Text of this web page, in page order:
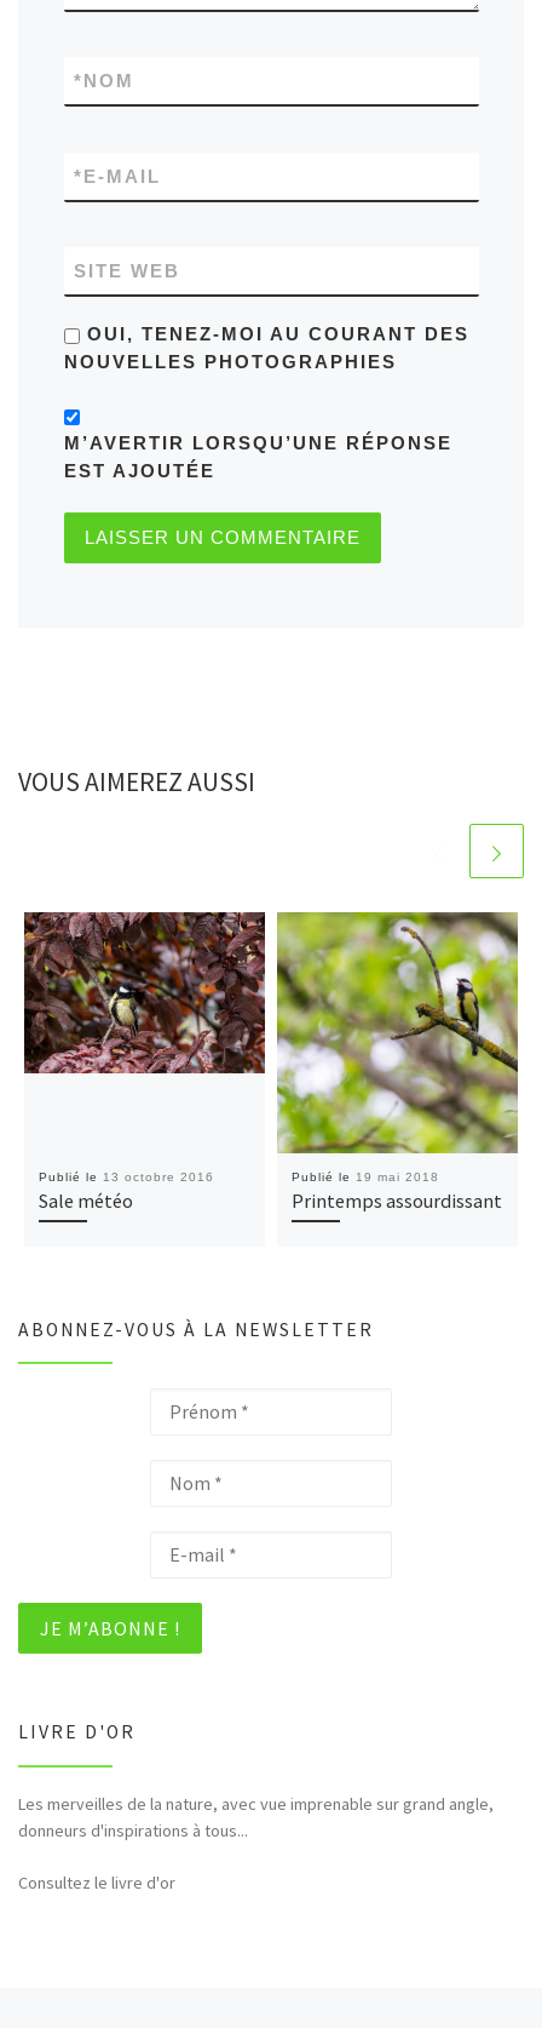
NOM
*
E-MAIL
*
SITE WEB
OUI, TENEZ-MOI AU COURANT DES
NOUVELLES PHOTOGRAPHIES
M’AVERTIR LORSQU’UNE RÉPONSE
EST AJOUTÉE
VOUS AIMEREZ AUSSI
Publié le 13 octobre 2016
Sale météo
Publié le 19 mai 2018
Printemps assourdissant
ABONNEZ-VOUS À LA NEWSLETTER
LIVRE D'OR
Les merveilles de la nature, avec vue imprenable sur grand angle,
donneurs d'inspirations à tous...
Consultez le livre d'or